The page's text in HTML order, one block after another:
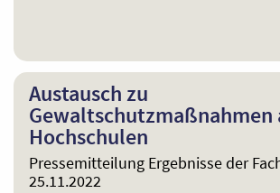
Austausch zu
Gewaltschutzmaßnahmen
Hochschulen
Pressemitteilung Ergebnisse der
25.11.2022